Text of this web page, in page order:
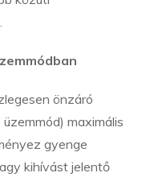
önzáró
maximális
gyenge
kihívást jelentő